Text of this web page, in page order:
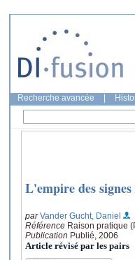
Recherche avancée
L'empire des
parVander Gucht, Daniel
Référence Raison pratique
Publication Publié, 2006
Article révisé par les pairs